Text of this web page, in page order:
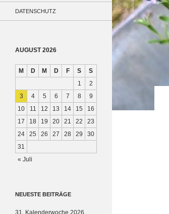
DATENSCHUTZ
AUGUST 2026
M D M D F S
S
1
2
3
4 5 6 7 8
9
10
11 12 13 14 15
16
17
18 19 20 21 22
23
24
25 26 27 28 29
30
31
« Juli
NEUESTE BEITRÄGE
31. Kalenderwoche 2026